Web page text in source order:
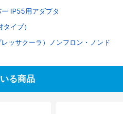
IP55用アダプタ
イプ）
ッサクーラ）ノンフロン・ノンド
る商品